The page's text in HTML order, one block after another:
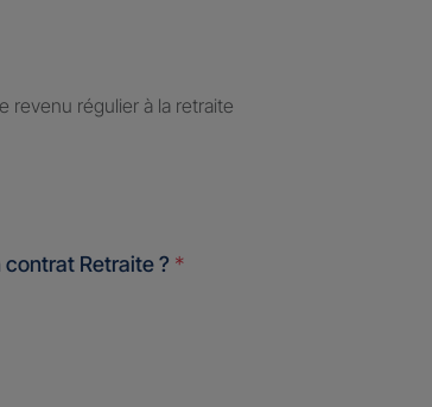
revenu régulier à la retraite
contrat Retraite ? *